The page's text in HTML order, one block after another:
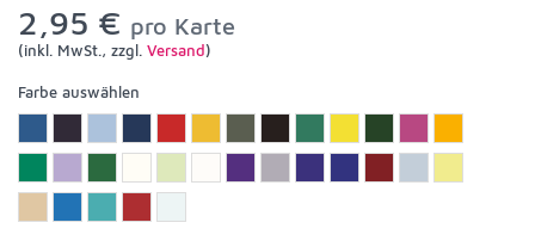
2,95 € pro Karte
(inkl. MwSt., zzgl. Versand)
Farbe auswählen